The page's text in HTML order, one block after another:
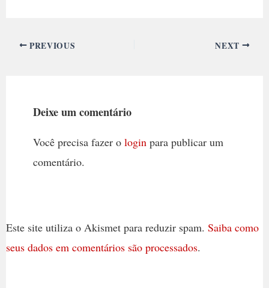
PREVIOUS NEXT
Deixe um comentário
Você precisa fazer o login para publicar um
comentário.
Este site utiliza o Akismet para reduzir spam. Saiba como
seus dados em comentários são processados.